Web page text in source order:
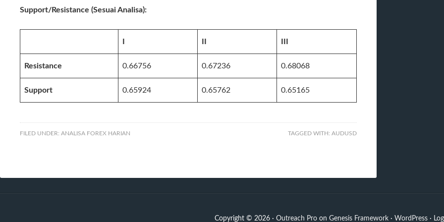
Support/Resistance (Sesuai Analisa):
Resistance 0.66756 0.67236 0.68068
Support 0.65924 0.65762 0.65165
FILED UNDER: ANALISA FOREX HARIAN TAGGED WITH: AUDUSD
Copyright © 2026 · Outreach Pro on Genesis Framework · WordPress ·